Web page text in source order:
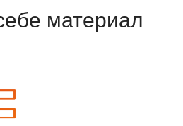
материал